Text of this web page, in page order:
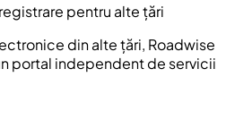
pentru alte țări
din alte țări, Roadwise
portal independent de servicii